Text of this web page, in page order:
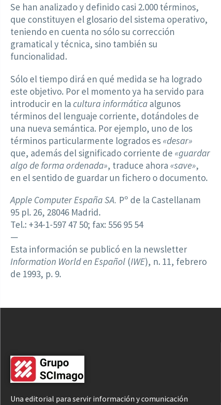
Se han analizado y definido casi 2.000 términos,
que constituyen el glosario del sistema operativo,
teniendo en cuenta no sólo su corrección
gramatical y técnica, sino también su
funcionalidad.
Sólo el tiempo dirá en qué medida se ha logrado
este objetivo. Por el momento ya ha servido para
introducir en la cultura informática algunos
términos del lenguaje corriente, dotándoles de
una nueva semántica. Por ejemplo, uno de los
términos particularmente logrados es «desar»
que, además del significado corriente de «guardar
algo de forma ordenada», traduce ahora «save»,
en el sentido de guardar un fichero o documento.
Apple Computer España SA. Pº de la Castellanam
95 pl. 26, 28046 Madrid.
Tel.: +34-1-597 47 50; fax: 556 95 54
—
Esta información se publicó en la newsletter
Information World en Español (IWE), n. 11, febrero
de 1993, p. 9.
Una editorial para servir información y comunicación